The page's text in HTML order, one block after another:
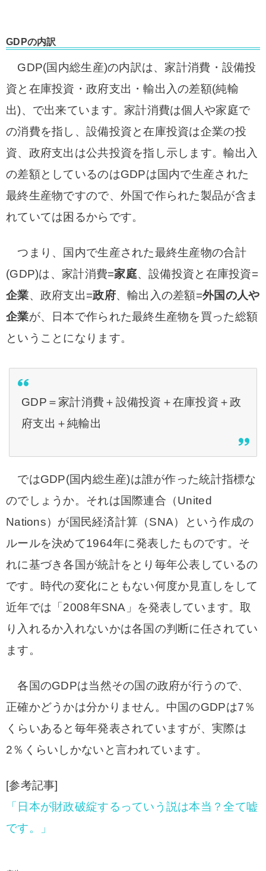
GDPの内訳
GDP(国内総生産)の内訳は、家計消費・設備投
資と在庫投資・政府支出・輸出入の差額(純輸
出)、で出来ています。家計消費は個人や家庭で
の消費を指し、設備投資と在庫投資は企業の投
資、政府支出は公共投資を指し示します。輸出入
の差額としているのはGDPは国内で生産された
最終生産物ですので、外国で作られた製品が含ま
れていては困るからです。
つまり、国内で生産された最終生産物の合計
(GDP)は、家計消費=家庭、設備投資と在庫投資=
企業、政府支出=政府、輸出入の差額=外国の人や
企業が、日本で作られた最終生産物を買った総額
ということになります。
GDP＝家計消費＋設備投資＋在庫投資＋政
府支出＋純輸出
ではGDP(国内総生産)は誰が作った統計指標な
のでしょうか。それは国際連合（United
Nations）が国民経済計算（SNA）という作成の
ルールを決めて1964年に発表したものです。そ
れに基づき各国が統計をとり毎年公表しているの
です。時代の変化にともない何度か見直しをして
近年では「2008年SNA」を発表しています。取
り入れるか入れないかは各国の判断に任されてい
ます。
各国のGDPは当然その国の政府が行うので、
正確かどうかは分かりません。中国のGDPは7％
くらいあると毎年発表されていますが、実際は
2％くらいしかないと言われています。
[参考記事]
「日本が財政破綻するっていう説は本当？全て嘘
です。」